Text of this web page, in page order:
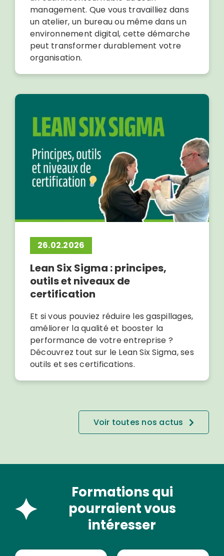
management. Que vous travailliez dans
un atelier, un bureau ou même dans un
environnement digital, cette démarche
peut transformer durablement votre
organisation.
26.02.2026
Lean Six Sigma : principes,
outils et niveaux de
certification
Et si vous pouviez réduire les gaspillages,
améliorer la qualité et booster la
performance de votre entreprise ?
Découvrez tout sur le Lean Six Sigma, ses
outils et ses certifications.
Voir toutes nos actus
Formations qui
pourraient vous
intéresser